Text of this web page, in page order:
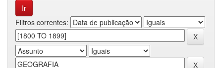
Filtros correntes: